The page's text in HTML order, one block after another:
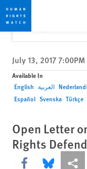
Skip
to
cookie
privacy
notice
Skip
to
main
content
Would you like
Yes
✕
July 13, 2017 7:00PM
Available In
English العربية
Español Svenska Türkçe
Open Letter
Rights
Share this via
Share thisMore